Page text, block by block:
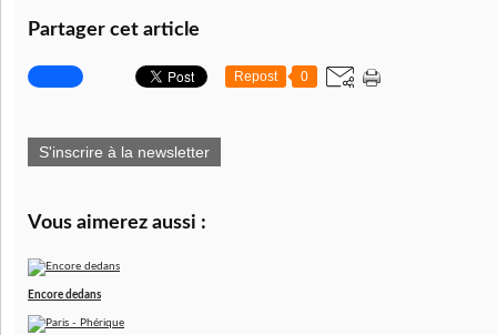
Partager cet article
Repost 0
S'inscrire à la newsletter
Vous aimerez aussi :
Encore dedans